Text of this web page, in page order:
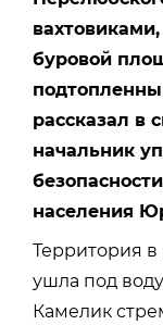
буровой
рассказал в
начальник
населения
Территория в
ушла под
Камелик